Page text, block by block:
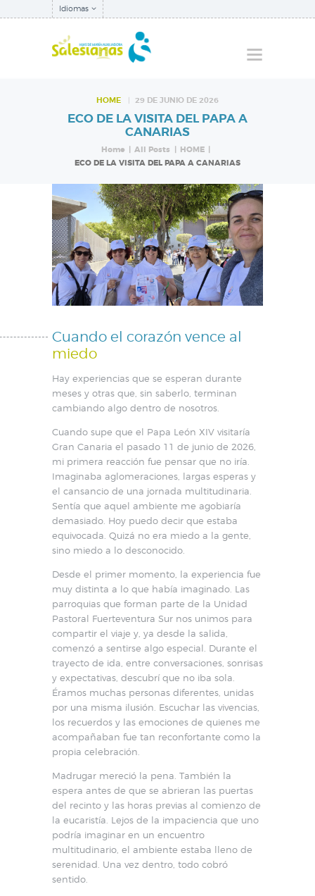
Idiomas
HOME 29 DE JUNIO DE 2026
ECO DE LA VISITA DEL PAPA A
CANARIAS
Home All Posts
HOME
ECO DE LA VISITA DEL PAPA A CANARIAS
QUIÉNES SOMOS
NUESTRA
INSPECTORÍA
QUÉ HACEMOS
NOTICIAS
Cuando el corazón vence al
miedo
Hay experiencias que se esperan durante
meses y otras que, sin saberlo, terminan
cambiando algo dentro de nosotros.
Cuando supe que el Papa León XIV visitaría
Gran Canaria el pasado 11 de junio de 2026,
mi primera reacción fue pensar que no iría.
Imaginaba aglomeraciones, largas esperas y
el cansancio de una jornada multitudinaria.
Sentía que aquel ambiente me agobiaría
demasiado. Hoy puedo decir que estaba
equivocada. Quizá no era miedo a la gente,
sino miedo a lo desconocido.
Desde el primer momento, la experiencia fue
muy distinta a lo que había imaginado. Las
parroquias que forman parte de la Unidad
Pastoral Fuerteventura Sur nos unimos para
compartir el viaje y, ya desde la salida,
comenzó a sentirse algo especial. Durante el
trayecto de ida, entre conversaciones, sonrisas
y expectativas, descubrí que no iba sola.
Éramos muchas personas diferentes, unidas
por una misma ilusión. Escuchar las vivencias,
los recuerdos y las emociones de quienes me
acompañaban fue tan reconfortante como la
propia celebración.
Madrugar mereció la pena. También la
espera antes de que se abrieran las puertas
del recinto y las horas previas al comienzo de
la eucaristía. Lejos de la impaciencia que uno
podría imaginar en un encuentro
multitudinario, el ambiente estaba lleno de
serenidad. Una vez dentro, todo cobró
sentido.